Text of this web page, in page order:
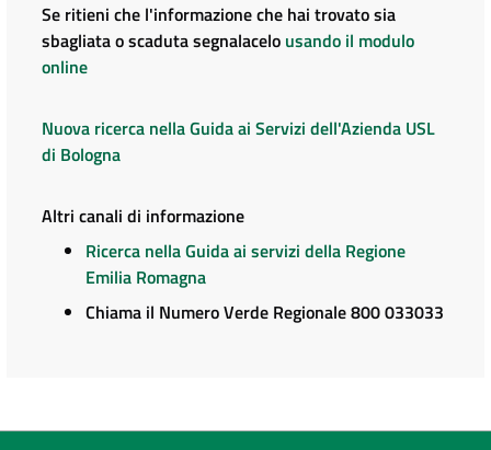
Se ritieni che l'informazione che hai trovato sia
sbagliata o scaduta segnalacelo usando il modulo
online
Nuova ricerca nella Guida ai Servizi dell'Azienda USL
di Bologna
Altri canali di informazione
Ricerca nella Guida ai servizi della Regione
Emilia Romagna
Chiama il Numero Verde Regionale 800 033033